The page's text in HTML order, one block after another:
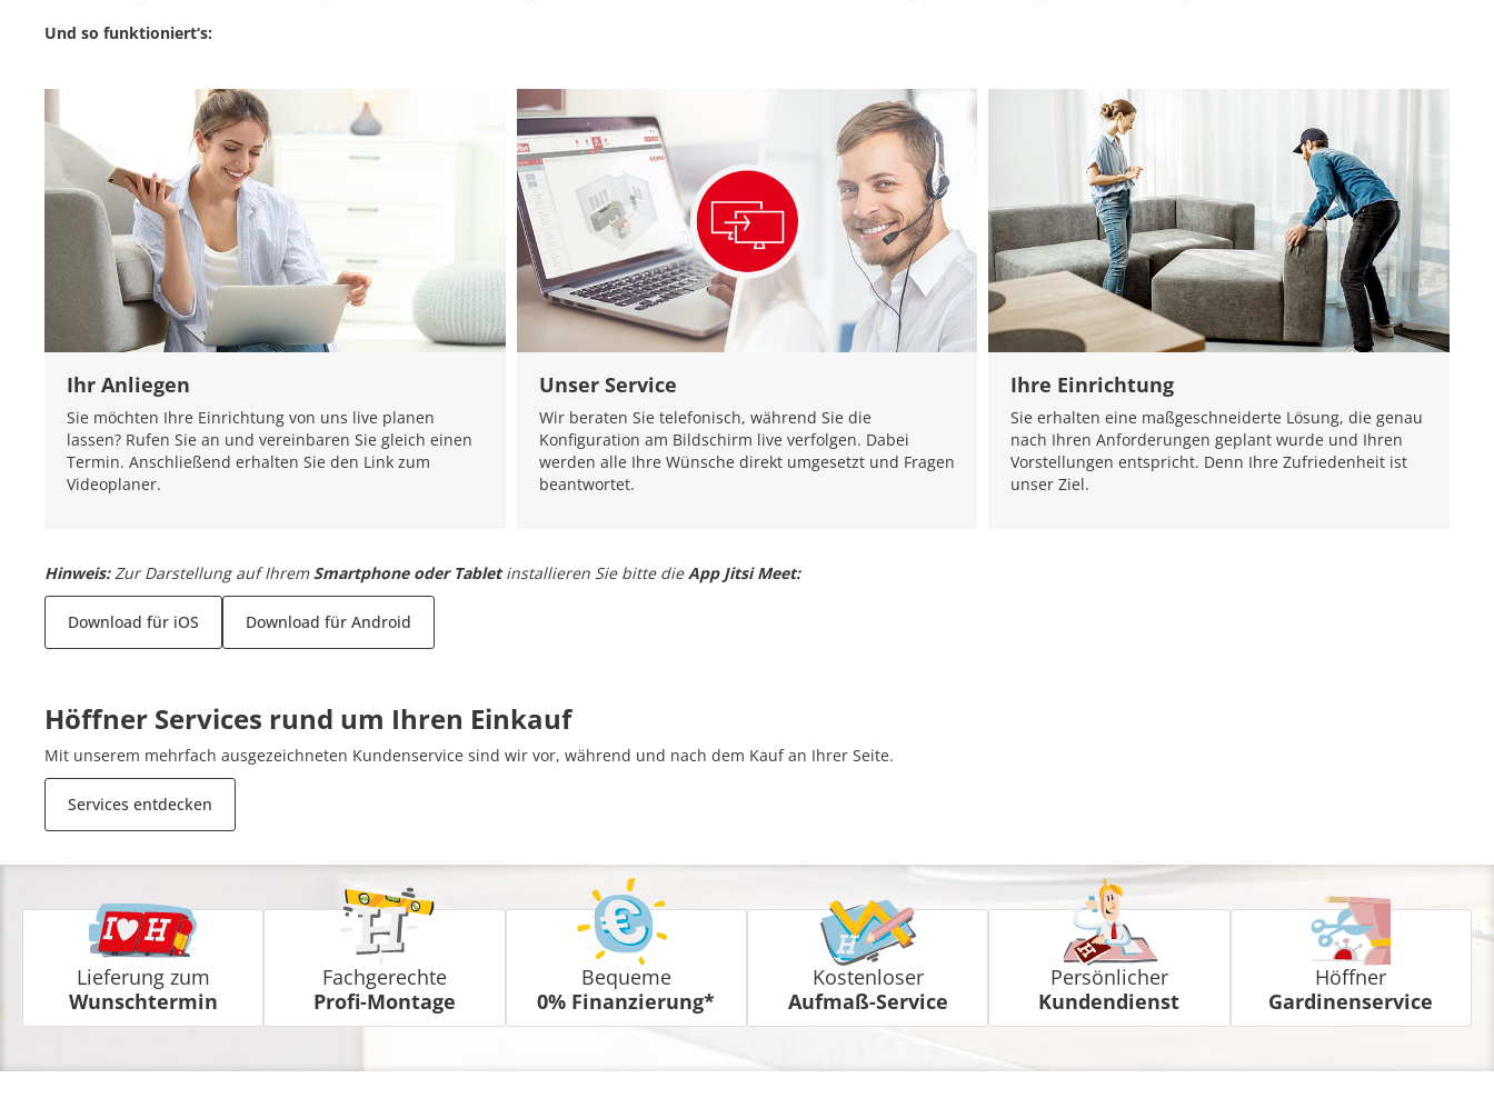
Und so funktioniert‘s:
Ihr Anliegen
Sie möchten Ihre Einrichtung von uns live planen
lassen? Rufen Sie an und vereinbaren Sie gleich einen
Termin. Anschließend erhalten Sie den Link zum
Videoplaner.
Unser Service
Wir beraten Sie telefonisch, während Sie die
Konfiguration am Bildschirm live verfolgen. Dabei
werden alle Ihre Wünsche direkt umgesetzt und Fragen
beantwortet.
Ihre Einrichtung
Sie erhalten eine maßgeschneiderte Lösung, die genau
nach Ihren Anforderungen geplant wurde und Ihren
Vorstellungen entspricht. Denn Ihre Zufriedenheit ist
unser Ziel.
Hinweis: Zur Darstellung auf Ihrem Smartphone oder Tabletinstallieren Sie bitte dieApp Jitsi Meet:
Download für iOS Download für Android
Höffner Services rund um Ihren Einkauf
Mit unserem mehrfach ausgezeichneten Kundenservice sind wir vor, während und nach dem Kauf an Ihrer Seite.
Services entdecken
Lieferung zum
Wunschtermin
Fachgerechte
Profi-Montage
Bequeme
0% Finanzierung*
Kostenloser
Aufmaß-Service
Persönlicher
Kundendienst
Höffner
Gardinenservice